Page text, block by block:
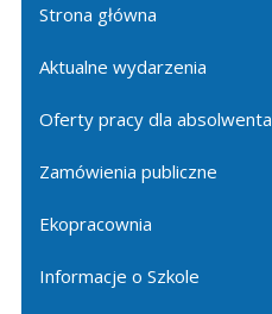
Strona główna
Aktualne wydarzenia
Oferty pracy dla absolwenta
Zamówienia publiczne
Ekopracownia
Informacje o Szkole